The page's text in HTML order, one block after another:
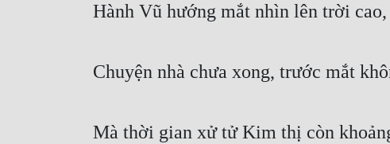
Hành Vũ hướng mắt nhìn lên trời
Chuyện nhà chưa xong, trước mắt
Mà thời gian xử tử Kim thị còn